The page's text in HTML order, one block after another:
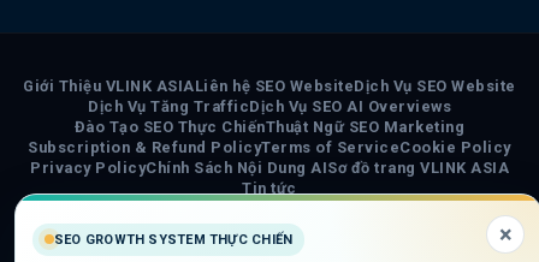
Giới Thiệu VLINK ASIALiên hệ SEO WebsiteDịch Vụ SEO Website
Dịch Vụ Tăng TrafficDịch Vụ SEO AI Overviews
Đào Tạo SEO Thực ChiếnThuật Ngữ SEO Marketing
Subscription & Refund PolicyTerms of ServiceCookie Policy
Privacy PolicyChính Sách Nội Dung AISơ đồ trang VLINK ASIA
Tin tức
COPYRIGHT 2026 © VLINK ASIA
SEO GROWTH SYSTEM THỰC CHIẾN ×